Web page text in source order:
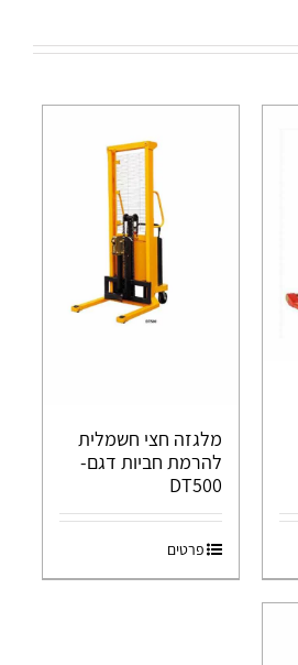
מלגזה חצי חשמלית
להרמת חביות דגם-
DT500
פרטים